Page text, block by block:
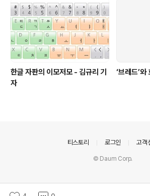
한글 자판의 이모저모 - 김규리 기
자
‘브레드’와
티스토리 로그인 고객
© Daum Corp.